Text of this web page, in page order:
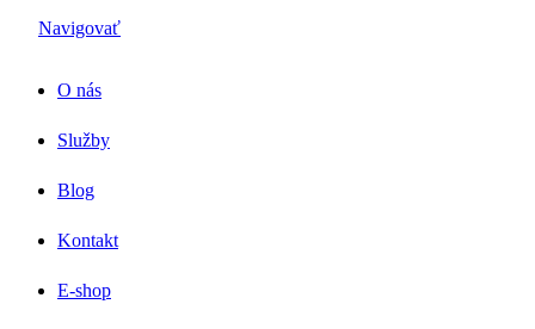
Navigovať
O nás
Služby
Blog
Kontakt
E-shop